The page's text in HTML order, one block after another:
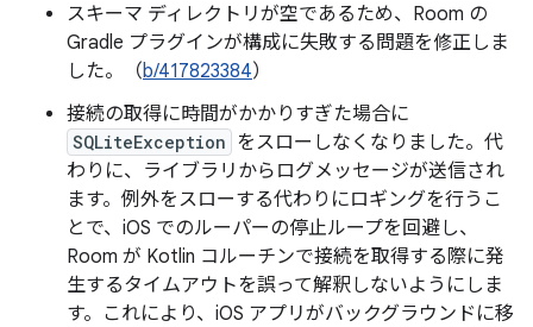
スキーマ ディレクトリが空であるため、Room の
Gradle プラグインが構成に失敗する問題を修正しま
した。（b/417823384）
接続の取得に時間がかかりすぎた場合に
SQLiteException をスローしなくなりました。代
わりに、ライブラリからログメッセージが送信され
ます。例外をスローする代わりにロギングを行うこ
とで、iOS でのルーパーの停止ループを回避し、
Room が Kotlin コルーチンで接続を取得する際に発
生するタイムアウトを誤って解釈しないようにしま
す。これにより、iOS アプリがバックグラウンドに移